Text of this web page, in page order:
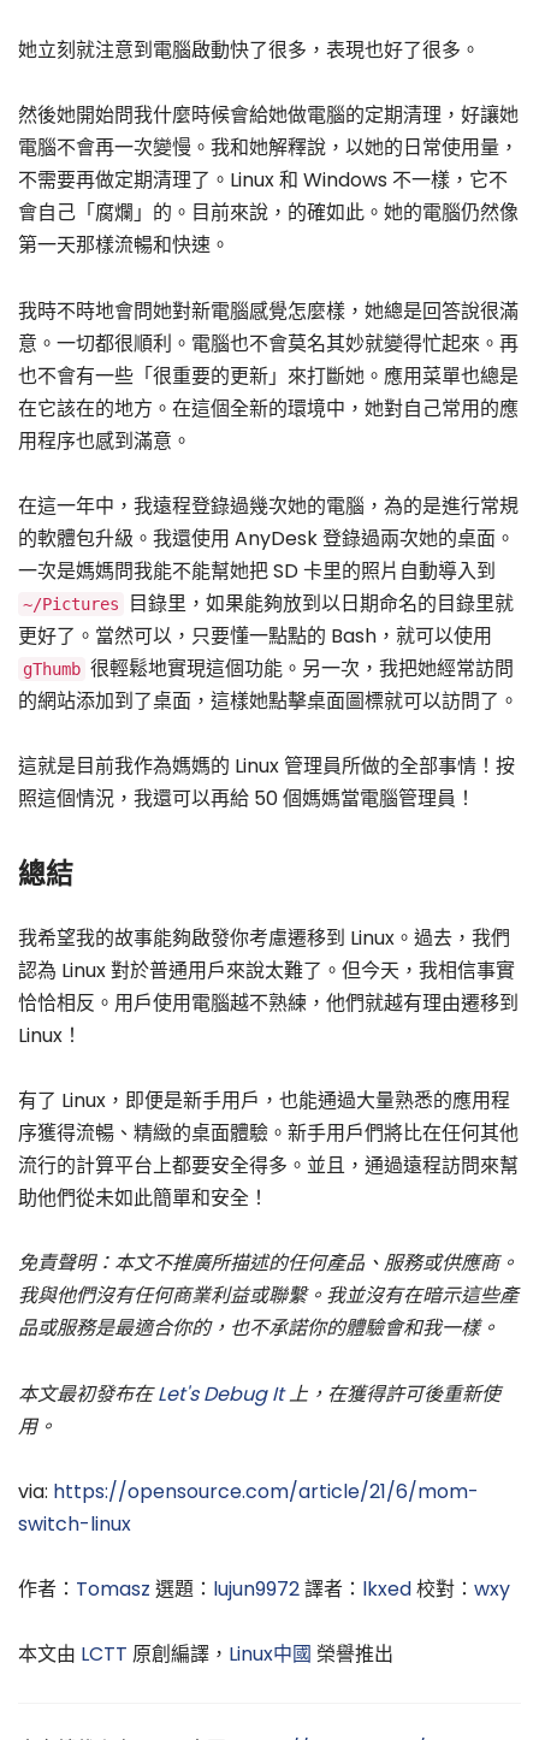
她立刻就注意到電腦啟動快了很多，表現也好了很多。
然後她開始問我什麼時候會給她做電腦的定期清理，好讓她
電腦不會再一次變慢。我和她解釋說，以她的日常使用量，
不需要再做定期清理了。Linux 和 Windows 不一樣，它不
會自己「腐爛」的。目前來說，的確如此。她的電腦仍然像
第一天那樣流暢和快速。
我時不時地會問她對新電腦感覺怎麼樣，她總是回答說很滿
意。一切都很順利。電腦也不會莫名其妙就變得忙起來。再
也不會有一些「很重要的更新」來打斷她。應用菜單也總是
在它該在的地方。在這個全新的環境中，她對自己常用的應
用程序也感到滿意。
在這一年中，我遠程登錄過幾次她的電腦，為的是進行常規
的軟體包升級。我還使用 AnyDesk 登錄過兩次她的桌面。
一次是媽媽問我能不能幫她把 SD 卡里的照片自動導入到
~/Pictures
目錄里，如果能夠放到以日期命名的目錄里就
更好了。當然可以，只要懂一點點的 Bash，就可以使用
gThumb 很輕鬆地實現這個功能。另一次，我把她經常訪問
的網站添加到了桌面，這樣她點擊桌面圖標就可以訪問了。
這就是目前我作為媽媽的 Linux 管理員所做的全部事情！按
照這個情況，我還可以再給 50 個媽媽當電腦管理員！
總結
我希望我的故事能夠啟發你考慮遷移到 Linux。過去，我們
認為 Linux 對於普通用戶來說太難了。但今天，我相信事實
恰恰相反。用戶使用電腦越不熟練，他們就越有理由遷移到
Linux！
有了 Linux，即便是新手用戶，也能通過大量熟悉的應用程
序獲得流暢、精緻的桌面體驗。新手用戶們將比在任何其他
流行的計算平台上都要安全得多。並且，通過遠程訪問來幫
助他們從未如此簡單和安全！
免責聲明：本文不推廣所描述的任何產品、服務或供應商。
我與他們沒有任何商業利益或聯繫。我並沒有在暗示這些產
品或服務是最適合你的，也不承諾你的體驗會和我一樣。
本文最初發布在Let's Debug It上，在獲得許可後重新使
用。
via: https://opensource.com/article/21/6/mom-
switch-linux
作者： Tomasz 選題： lujun9972譯者： lkxed校對： wxy
本文由 LCTT 原創編譯， Linux中國 榮譽推出